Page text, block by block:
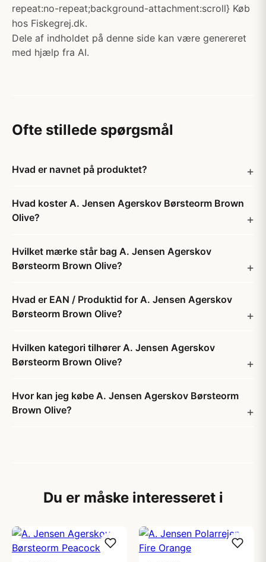
repeat:no-repeat;background-attachment:scroll} Køb
hos Fiskegrej.dk.
Dele af indholdet på denne side kan være genereret
med hjælp fra AI.
Ofte stillede spørgsmål
Hvad er navnet på produktet?
Hvad koster A. Jensen Agerskov Børsteorm Brown
Olive?
Hvilket mærke står bag A. Jensen Agerskov
Børsteorm Brown Olive?
Hvad er EAN / Produktid for A. Jensen Agerskov
Børsteorm Brown Olive?
Hvilken kategori tilhører A. Jensen Agerskov
Børsteorm Brown Olive?
Hvor kan jeg købe A. Jensen Agerskov Børsteorm
Brown Olive?
Du er måske interesseret i